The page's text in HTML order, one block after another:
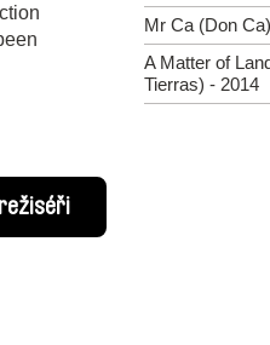
Mr Ca (Don
A Matter of
Tierras) - 2014